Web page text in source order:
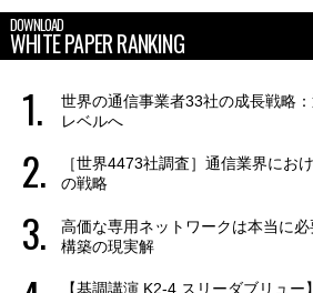
DOWNLOAD
WHITE PAPER RANKING
世界の通信事業者33社の成長戦略
レベルへ
［世界4473社調査］通信業界にお
の戦略
高価な専用ネットワークは本当に
構築の現実解
【基調講演 K2-4 スリーダブリュ